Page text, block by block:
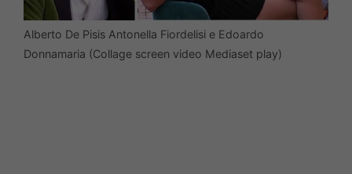
Alberto De Pisis Antonella Fiordelisi e Edoardo
Donnamaria (Collage screen video Mediaset play)